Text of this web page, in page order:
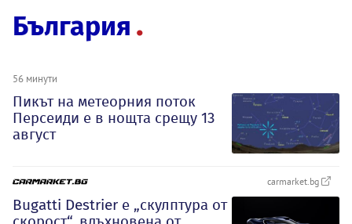
България
56 минути
Пикът на метеорния поток
Персеиди е в нощта срещу 13
август
carmarket.bg
Bugatti Destrier е „скулптура от